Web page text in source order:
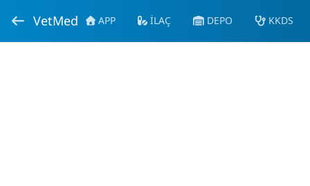
VetMed APP İLAÇ DEPO KKDS